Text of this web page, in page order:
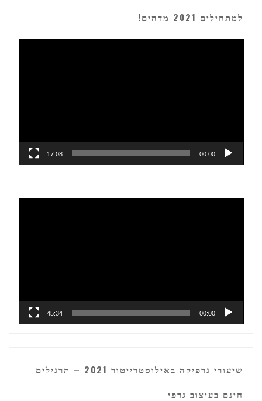
למתחילים 2021 מדהים!
00:00
17:08
00:00
45:34
שיעורי גרפיקה באילוסטרייטור 2021 – תרגילים
חינם בעיצוב גרפי